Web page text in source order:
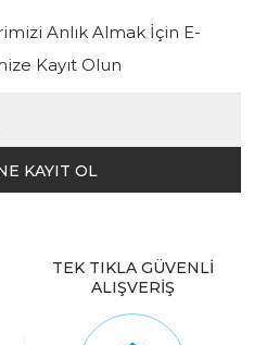
Anlık Almak İçin E-
Kayıt Olun
KAYIT OL
TEK TIKLA GÜVENLİ
ALIŞVERİŞ